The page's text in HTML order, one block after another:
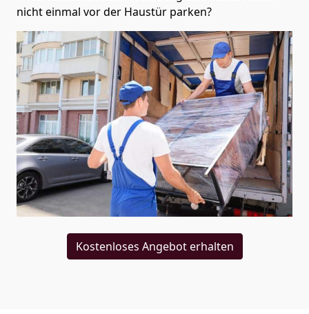
nicht einmal vor der Haustür parken?
Kostenloses Angebot erhalten